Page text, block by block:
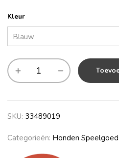
Kleur
SKU: 33489019
Categorieën: Honden Speelgoed